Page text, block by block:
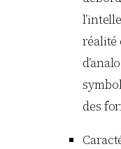
réalité
des